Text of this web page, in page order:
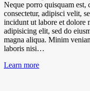
Neque porro quisquam est,
consectetur, adipisci velit,
incidunt ut labore et dolore
adipisicing elit, sed do
magna aliqua. Minim
laboris nisi…
Learn more